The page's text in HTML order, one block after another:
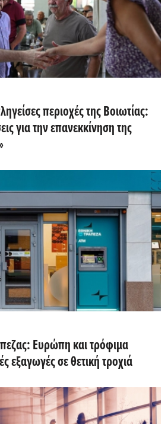
περιοχές της Βοιωτίας:
για την επανεκκίνηση της
Ευρώπη και τρόφιμα
εξαγωγές σε θετική τροχιά